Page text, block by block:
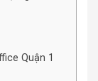
Quận 1